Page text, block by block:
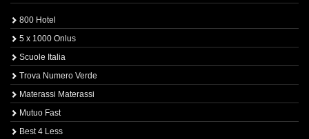
800 Hotel
5 x 1000 Onlus
Scuole Italia
Trova Numero Verde
Materassi Materassi
Mutuo Fast
Best 4 Less